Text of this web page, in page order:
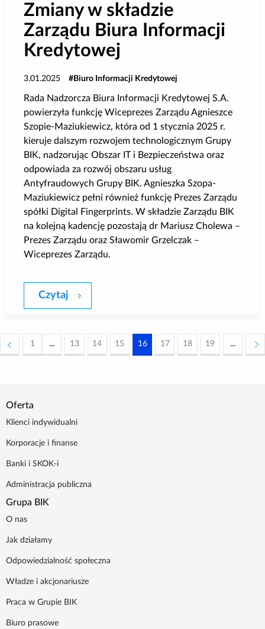
Zmiany w składzie
Zarządu Biura Informacji
Kredytowej
3.01.2025 Biuro Informacji Kredytowej
Rada Nadzorcza Biura Informacji Kredytowej S.A.
powierzyła funkcję Wiceprezes Zarządu Agnieszce
Szopie-Maziukiewicz, która od 1 stycznia 2025 r.
kieruje dalszym rozwojem technologicznym Grupy
BIK, nadzorując Obszar IT i Bezpieczeństwa oraz
odpowiada za rozwój obszaru usług
Antyfraudowych Grupy BIK. Agnieszka Szopa-
Maziukiewicz pełni również funkcję Prezes Zarządu
spółki Digital Fingerprints. W składzie Zarządu BIK
na kolejną kadencję pozostają dr Mariusz Cholewa –
Prezes Zarządu oraz Sławomir Grzelczak –
Wiceprezes Zarządu.
Czytaj Zmiany w składzie Zarządu Biura
1 ... 13 14 15 16 17 18 19 ...
Oferta
Klienci indywidualni
Korporacje i finanse
Banki i SKOK-i
Administracja publiczna
Grupa BIK
O nas
Jak działamy
Odpowiedzialność społeczna
Władze i akcjonariusze
Praca w Grupie BIK
Biuro prasowe